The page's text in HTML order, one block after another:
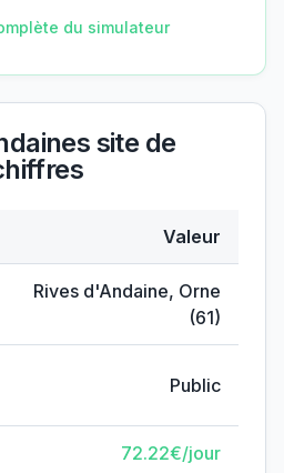
du simulateur
site de
Valeur
Rives d'Andaine, Orne
(61)
Public
72.22€/jour